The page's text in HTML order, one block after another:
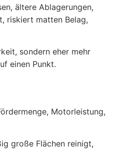
ältere Ablagerungen,
riskiert matten Belag,
sondern eher mehr
einen Punkt.
Motorleistung,
große Flächen reinigt,